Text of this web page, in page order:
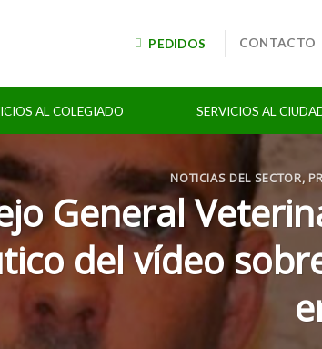
PEDIDOS CONTACTO
AL COLEGIADO SERVICIOS AL
NOTICIAS DEL SECTOR,
General
del vídeo